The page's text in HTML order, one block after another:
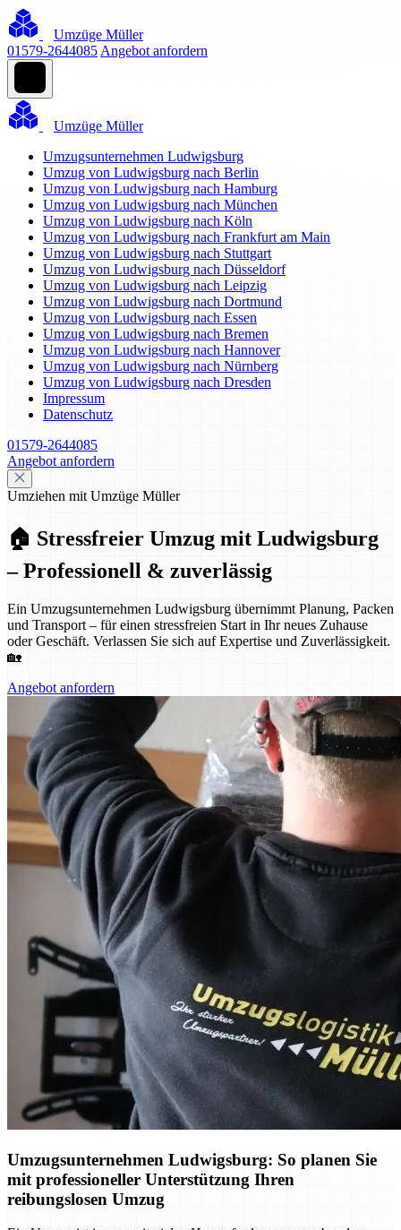
Umzüge Müller
01579-2644085 Angebot anfordern
Umzüge Müller
Umzugsunternehmen Ludwigsburg
Umzug von Ludwigsburg nach Berlin
Umzug von Ludwigsburg nach Hamburg
Umzug von Ludwigsburg nach München
Umzug von Ludwigsburg nach Köln
Umzug von Ludwigsburg nach Frankfurt am Main
Umzug von Ludwigsburg nach Stuttgart
Umzug von Ludwigsburg nach Düsseldorf
Umzug von Ludwigsburg nach Leipzig
Umzug von Ludwigsburg nach Dortmund
Umzug von Ludwigsburg nach Essen
Umzug von Ludwigsburg nach Bremen
Umzug von Ludwigsburg nach Hannover
Umzug von Ludwigsburg nach Nürnberg
Umzug von Ludwigsburg nach Dresden
Impressum
Datenschutz
01579-2644085
Angebot anfordern
Umziehen mit Umzüge Müller
🏠 Stressfreier Umzug mit Ludwigsburg
– Professionell & zuverlässig
Ein Umzugsunternehmen Ludwigsburg übernimmt Planung, Packen
und Transport – für einen stressfreien Start in Ihr neues Zuhause
oder Geschäft. Verlassen Sie sich auf Expertise und Zuverlässigkeit.
🏡
Angebot anfordern
Umzugsunternehmen Ludwigsburg: So planen Sie
mit professioneller Unterstützung Ihren
reibungslosen Umzug